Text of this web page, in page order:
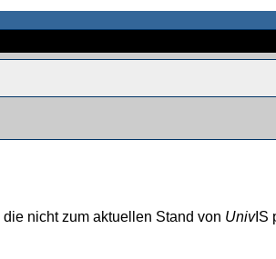
nicht zum aktuellen Stand von UnivIS